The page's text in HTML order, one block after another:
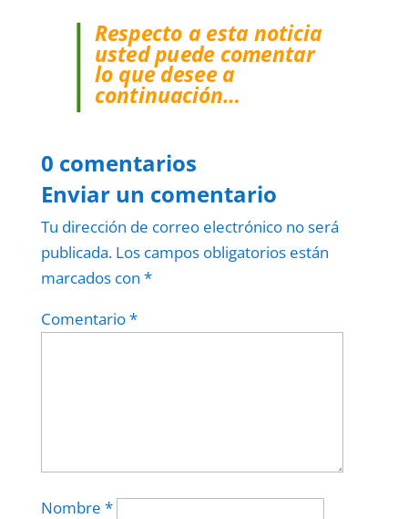
Respecto a esta noticia
usted puede comentar
lo que desee a
continuación…
0 comentarios
Enviar un comentario
Tu dirección de correo electrónico no será
publicada. Los campos obligatorios están
marcados con *
Comentario*
Nombre *